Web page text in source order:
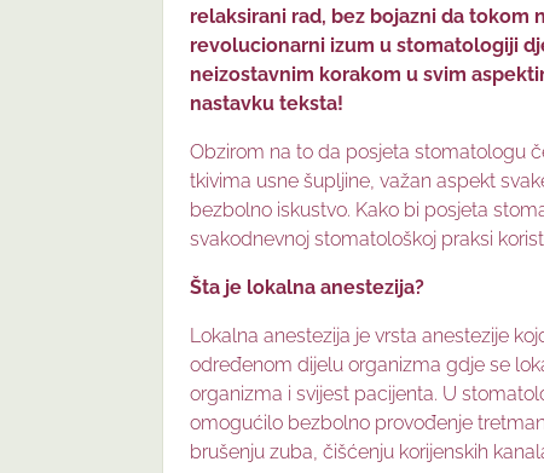
relaksirani rad, bez bojazni da
revolucionarni izum u stomatologiji
neizostavnim korakom u svim
nastavku teksta!
Obzirom na to da posjeta stomatologu
tkivima usne šupljine, važan aspekt
bezbolno iskustvo. Kako bi posjeta
svakodnevnoj stomatološkoj praksi
Šta je lokalna anestezija?
Lokalna anestezija je vrsta anestezije
određenom dijelu organizma gdje se
organizma i svijest pacijenta. U
omogućilo bezbolno provođenje
brušenju zuba, čišćenju korijenskih